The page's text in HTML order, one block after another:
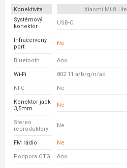
Konektivita Xiaomi Mi 8 Lite
Systémový
konektor
USB-C
Infračervený
port
Ne
Bluetooth Ano
Wi-Fi 802.11 a/b/g/n/ac
NFC Ne
Konektor jack
3,5mm
Ne
Stereo
reproduktory
Ne
FM rádio Ne
Podpora OTG Ano